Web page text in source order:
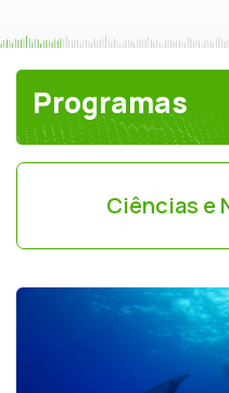
Programas
Ciências e